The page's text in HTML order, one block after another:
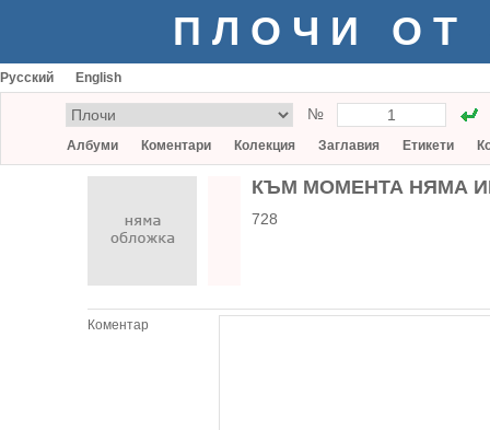
ПЛОЧИ ОТ
Русский English
№
Албуми Коментари Колекция Заглавия Етикети
КЪМ МОМЕНТА НЯМА
728
Коментар